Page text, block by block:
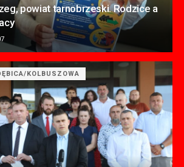
powiat tarnobrzeski. Rodzice a
KOLBUSZOWA